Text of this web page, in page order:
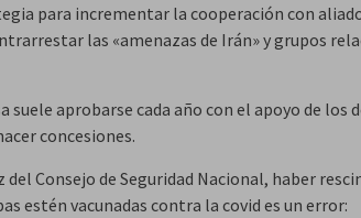
para incrementar la cooperación con
las «amenazas de Irán» y grupos
suele aprobarse cada año con el apoyo de los
concesiones.
Consejo de Seguridad Nacional, haber
estén vacunadas contra la covid es un error: